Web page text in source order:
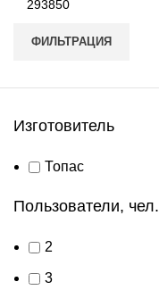
ФИЛЬТРАЦИЯ
Изготовитель
Топас
Пользователи, чел.
2
3